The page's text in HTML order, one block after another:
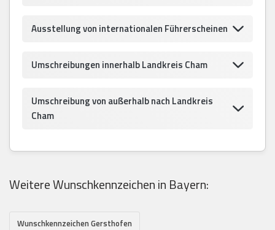
Ausstellung von internationalen Führerscheinen
Umschreibungen innerhalb Landkreis Cham
Umschreibung von außerhalb nach Landkreis
Cham
Weitere Wunschkennzeichen in Bayern:
Wunschkennzeichen Gersthofen